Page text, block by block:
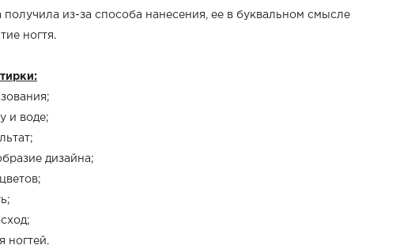
получила из-за способа нанесения, ее в буквальном смысле
ногтя.
и воде;
дизайна;
ногтей.